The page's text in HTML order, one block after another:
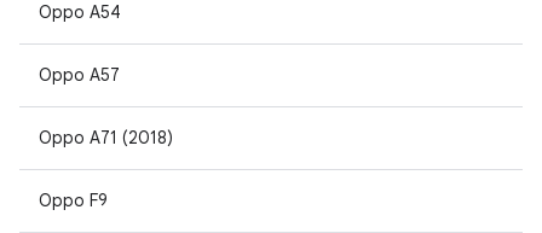
Oppo A54
Oppo A57
Oppo A71 (2018)
Oppo F9